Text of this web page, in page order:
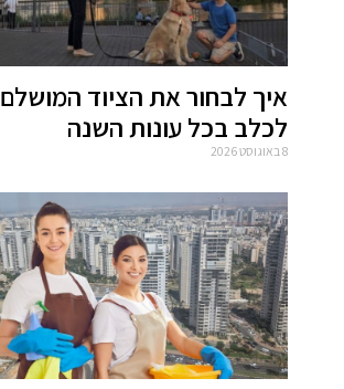
איך לבחור את הציוד המושלם
לכלב בכל עונות השנה
8 באוגוסט 2026